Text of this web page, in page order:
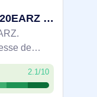
Western Digital Blue WD20EARZ disque dur 2 To 5400 tr/min 64 Mo 3.5" Série ATA III
de
min, Taille
64 Mo,
Série
2.1/10